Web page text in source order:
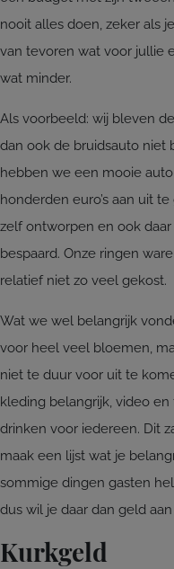
nooit alles doen, zeker als
van tevoren wat voor jullie
wat minder.
Als voorbeeld: wij bleven
dan ook de bruidsauto niet
hebben we een mooie
honderden euro’s aan uit
zelf ontworpen en ook
bespaard. Onze ringen
relatief niet zo veel gekost.
Wat we wel belangrijk
voor heel veel bloemen,
niet te duur voor uit te
kleding belangrijk, video
drinken voor iedereen. Dit
maak een lijst wat je
sommige dingen gasten
dus wil je daar dan geld
Kurkgeld